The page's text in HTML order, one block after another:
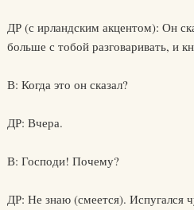
ДР (с ирландским акцентом): Он
больше с тобой разговаривать, и
В: Когда это он сказал?
ДР: Вчера.
В: Господи! Почему?
ДР: Не знаю (смеется). Испугался